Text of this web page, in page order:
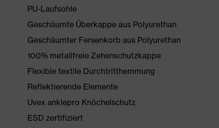
PU-Laufsohle
Geschäumte Überkappe aus Polyurethan
Geschäumter Fersenkorb aus Polyurethan
100% metallfreie Zehenschutzkappe
Flexible textile Durchtritthemmung
Reflektierende Elemente
Uvex anklepro Knöchelschutz
ESD zertifiziert